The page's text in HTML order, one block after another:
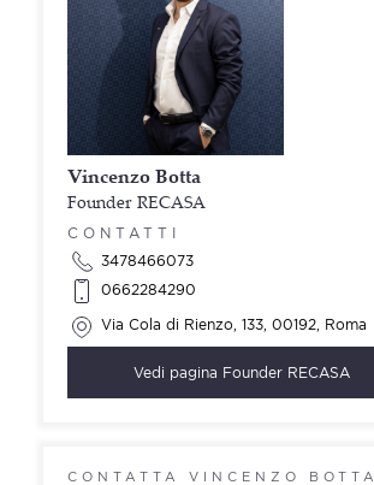
Vincenzo Botta
Founder RECASA
CONTATTI
3478466073
0662284290
Via Cola di Rienzo, 133, 00192, Roma
Vedi pagina Founder RECASA
CONTATTA VINCENZO BOTTA